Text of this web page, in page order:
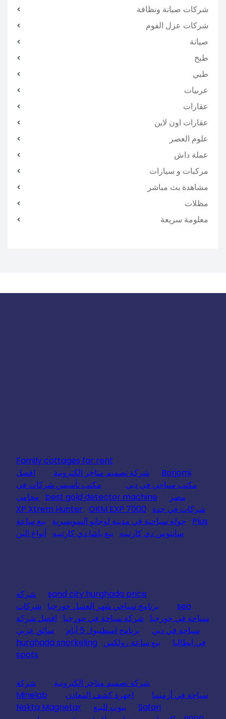
شركات صيانة ونظافة
شركات عزل الفوم
صيانة
طبخ
طبي
عربيات
عقارات
عقارات اون لاين
علوم العصر
عملة داش
مركبات و سيارات
مشاهدة بث مباشر
مظلات
معلومة سريعة
Family cottages for rent
Borjomi
شركة تصميم متاجر الكترونية
افضل
مكتب سياحي في دبي
مكتب تأسيس شركات في
مصر
best gold detector machine
محامي
شركات في جدة
XP Xtrem Hunter OKM EXP 7000
Plus
جولة سياحية في مدينة لوجانو السويسرية
بيع ساعة
سانتوس دي كارتييه
بيع باشا دي كارتييه أنواع البن
sand city hurghada price
شركة
seo
برنامج سياحي شهر العسل جورجيا
شركات
سياحة في جورجيا
شركة سياحة في جورجيا
افضل شركة
سياحة في دبي
برنامج اسطنبول 5 أيام
سائق عربي
في ايطاليا
بيع ساعة رولكس
hurghada snorkeling
spots
شركة تصميم متاجر الكترونية
شركة
سياحة في أرمينيا
اجهزة كشف المعادن
Minelab
Safari
بيوت للبيع
Nokta Magnetar